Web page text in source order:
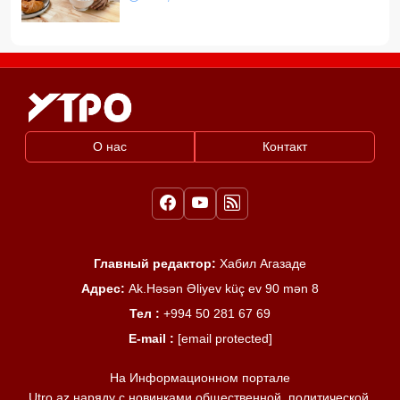
О нас Контакт
Главный редактор: Хабил Агазаде
Адрес: Ak.Həsən Əliyev küç ev 90 mən 8
Тел : +994 50 281 67 69
E-mail : [email protected]
На Информационном портале
Utro.az наряду с новинками общественной, политической,